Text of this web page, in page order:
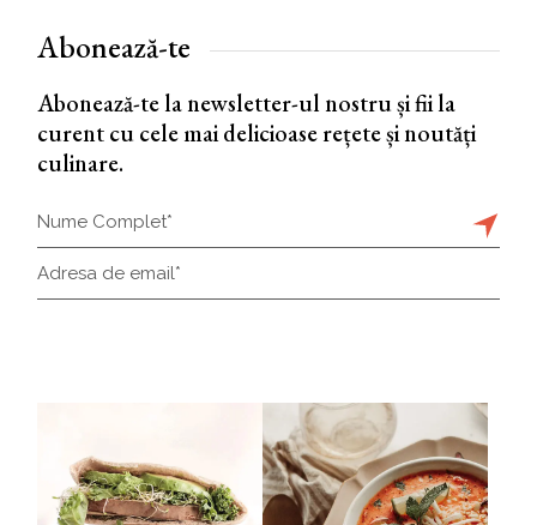
Abonează-te
Abonează-te la newsletter-ul nostru și fii la
curent cu cele mai delicioase rețete și noutăți
culinare.